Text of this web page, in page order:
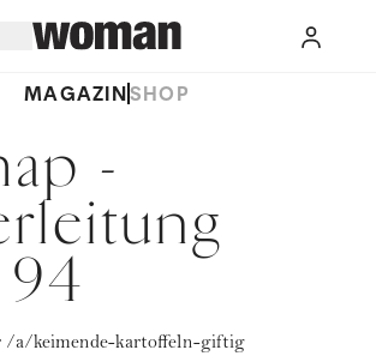
MAGAZINSHOP
-
/a/keimende-kartoffeln-giftig